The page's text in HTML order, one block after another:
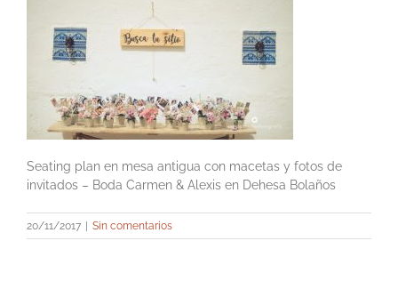
Seating plan en mesa antigua con macetas y fotos de
invitados – Boda Carmen & Alexis en Dehesa Bolaños
20/11/2017 Sin comentarios